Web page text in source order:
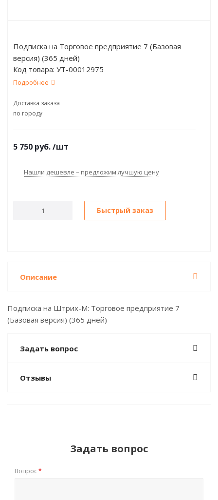
Подписка на Торговое предприятие 7 (Базовая
версия) (365 дней)
Код товара: УТ-00012975
Подробнее
Доставка заказа
по городу
5 750 руб./шт
Нашли дешевле – предложим лучшую цену
Быстрый заказ
Описание
Подписка на Штрих-М: Торговое предприятие 7
(Базовая версия) (365 дней)
Задать вопрос
Отзывы
Задать вопрос
Вопрос*